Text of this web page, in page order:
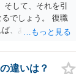
そして、それを引
でしょう。 復職
、あなたがご自
勤日時の設定く
違いは？